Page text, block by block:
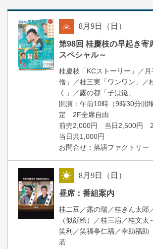
8月9日（日）
第98回 桂慶枝の早起き寄
スペシャル～
桂慶枝「KCストーリー」／
僧」／桂三実「ワンワン」／
く」／露の都「子は鎹」
開演：午前10時（9時30分開
定 2F全席自由
前売2,000円 当日2,500円
当日共1,000円
お問合せ：落語ファクトリ
8月9日（日）
昼席：番組案内
桂二豆／露の瑞／桂きん太郎
（似顔絵）／桂三扇／桂文太
笑利／笑福亭仁福／幸助福助
若